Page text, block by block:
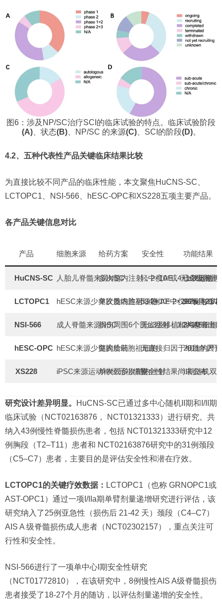
图6：涉及NP/SC治疗SCI的临床试验的特点。临床试验阶段
(A)、状态(B)、NP/SC 的来源(C)、SCI的阶段(D)。
4.2、五种代表性产品关键临床结果比较
为直接比较不同产品的临床性能，本文聚焦HuCNS-SC、
LCTOPC1、NSI-566、hESC-OPC和XS228五项主要产品。
各产品关键信息对比
产品 细胞来源 给药方案 安全性 功能结果
HuCNS-SC 人胎儿脊髓来源NSC多次髓内注射，2×10⁸或4×10⁸细胞
轻中度AE，无≥3级细胞
上肢运动
LCTOPC1 hESC来源少突胶质细胞祖细胞
单次髓内注射，2×10⁶-2×10⁷细胞
534例AE中仅32例与移
96%（21/
NSI-566 成人脊髓来源NSC损伤周围6个部位注射，1.2×10⁶细胞
无≥3级移植相关AE
3/4患者出
hESC-OPC hESC来源少突胶质细胞祖细胞
髓内给药 无直接归因于细胞的严
2011年因
XS228 iPSC来源运动神经元祖细胞
单次或多次鞘内注射安全性结果尚未公布
II期随机双
研究设计差异明显。
HuCNS-SC已通过多中心随机II期和I/II期
临床试验（NCT02163876， NCT01321333）进行研究。共
纳入43例慢性脊髓损伤患者，包括 NCT01321333研究中12
例胸段（T2–T11）患者和 NCT02163876研究中的31例颈段
（C5–C7）患者，主要目的是评估安全性和潜在疗效。
LCTOPC1的关键疗效数据： LCTOPC1（也称 GRNOPC1或
AST-OPC1）通过一项I/IIa期单臂剂量递增研究进行评估，该
研究纳入了25例亚急性（损伤后 21-42 天）颈段（C4–C7）
AIS A 级脊髓损伤成人患者（NCT02302157），重点关注可
行性和安全性。
NSI-566进行了一项单中心I期安全性研究
（NCT01772810），在该研究中，8例慢性AIS A级脊髓损伤
患者接受了18-27个月的随访，以评估剂量递增的安全性。